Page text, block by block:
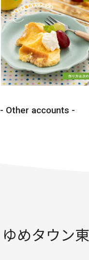
Other accounts
ゆめタウン